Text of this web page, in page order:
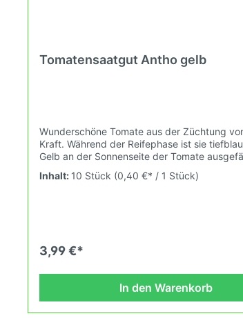
Tomatensaatgut Antho gelb
Wunderschöne Tomate aus der Züchtung
Kraft. Während der Reifephase ist sie
Gelb an der Sonnenseite der Tomate
Ertragreiche, köstliche
2,1mFrüchte: gelb mit blauem Kragen, rund,
Tomatensorten den sich fortlaufend
Wachstumsbedingungen nach den
oder auf dem Balkon erleben kannst.
Inhalt: 10 Stück (0,40 €* / 1 Stück)
3,99 €*
In den Warenkorb